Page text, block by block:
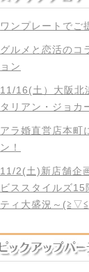
ワンプレートでご
グルメと恋活のコ
ョン
11/16(土）大阪北
タリアン・ジョカ
アラ婚直営店本町
ン！
11/2(土)新店舗企
ビススタイルズ15
ティ大盛況～